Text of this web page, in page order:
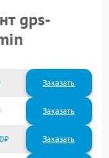
gps-
Заказать
Заказать